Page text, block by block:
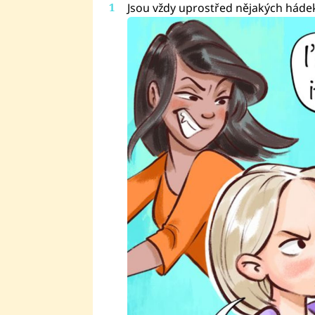
Jsou vždy uprostřed nějakých